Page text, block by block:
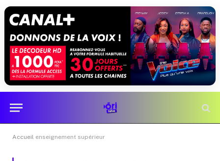
Accueil enseignement supérieur